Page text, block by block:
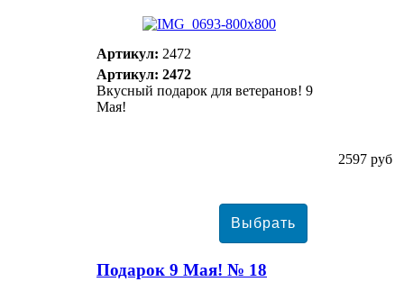
Артикул: 2472
Артикул: 2472
Вкусный подарок для ветеранов! 9
Мая!
2597 руб
Подарок 9 Мая! № 18